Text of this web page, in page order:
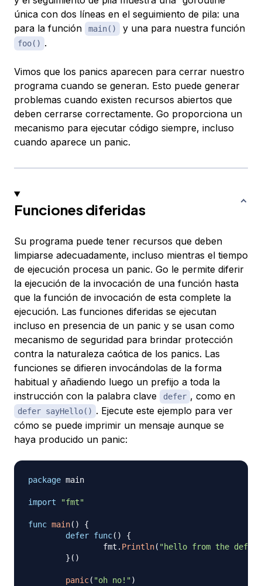
única con dos líneas en el seguimiento de pila: una
para la función
main() y una para nuestra función
foo() .
Vimos que los panics aparecen para cerrar nuestro
programa cuando se generan. Esto puede generar
problemas cuando existen recursos abiertos que
deben cerrarse correctamente. Go proporciona un
mecanismo para ejecutar código siempre, incluso
cuando aparece un panic.
Funciones diferidas
Su programa puede tener recursos que deben
limpiarse adecuadamente, incluso mientras el tiempo
de ejecución procesa un panic. Go le permite diferir
la ejecución de la invocación de una función hasta
que la función de invocación de esta complete la
ejecución. Las funciones diferidas se ejecutan
incluso en presencia de un panic y se usan como
mecanismo de seguridad para brindar protección
contra la naturaleza caótica de los panics. Las
funciones se difieren invocándolas de la forma
habitual y añadiendo luego un prefijo a toda la
instrucción con la palabra clave
defer , como en
defer sayHello() . Ejecute este ejemplo para ver
cómo se puede imprimir un mensaje aunque se
haya producido un panic:
package main
import "fmt"
func main( )
{
defer func( )
{
		fmt
. Println( "hello from the
} ( )
panic( "oh no!")